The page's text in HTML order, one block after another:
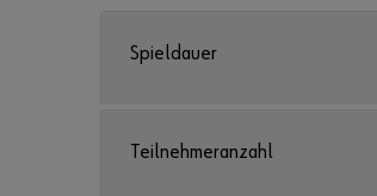
Spieldauer
Teilnehmeranzahl